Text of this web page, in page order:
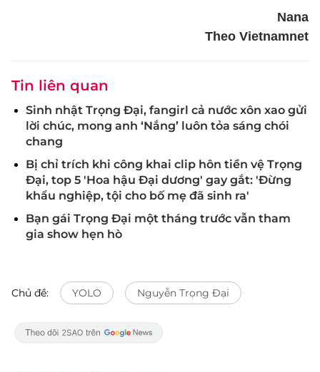
Nana
Theo Vietnamnet
Tin liên quan
Sinh nhật Trọng Đại, fangirl cả nước xôn xao gửi
lời chúc, mong anh ‘Nắng’ luôn tỏa sáng chói
chang
Bị chỉ trích khi công khai clip hôn tiền vệ Trọng
Đại, top 5 'Hoa hậu Đại dương' gay gắt: 'Đừng
khẩu nghiệp, tội cho bố mẹ đã sinh ra'
Bạn gái Trọng Đại một tháng trước vẫn tham
gia show hẹn hò
Chủ đề: YOLO Nguyễn Trọng Đại